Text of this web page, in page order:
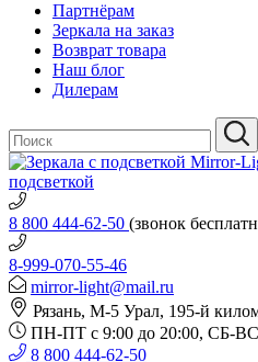
Партнёрам
Зеркала на заказ
Возврат товара
Наш блог
Дилерам
подсветкой
8 800 444-62-50 (звонок
8-999-070-55-46
mirror-light@mail.ru
Рязань, М-5 Урал, 195-й
ПН-ПТ с 9:00 до 20:00, СБ-ВС
8 800 444-62-50